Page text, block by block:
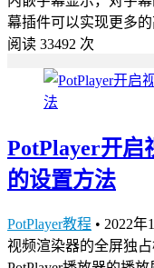
幕插件可以实现更多
阅读 33492 次
PotPlayer开启
的设置方法
PotPlayer教程 • 2022年
视频渲染器的全屏独